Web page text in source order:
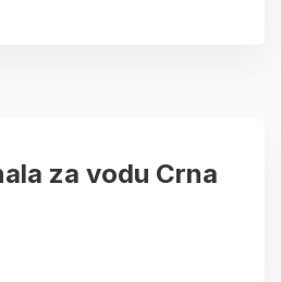
za vodu Crna